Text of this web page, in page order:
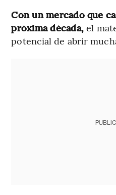
Con un mercado que
próxima década,el
potencial de abrir